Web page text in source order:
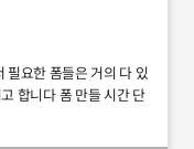
필요한 폼들은 거의 다 있
합니다 폼 만들 시간 단